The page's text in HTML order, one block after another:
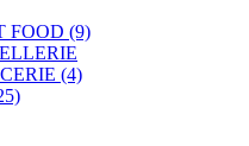
FOOD (9)
(4)